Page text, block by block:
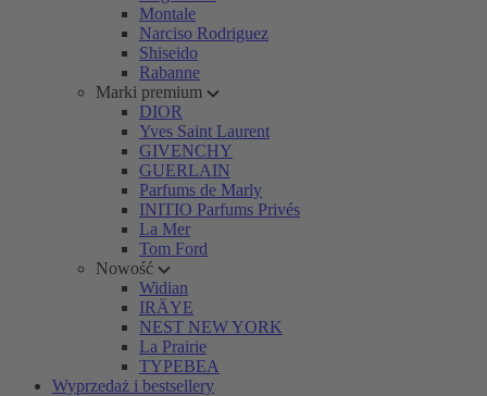
Montale
Narciso Rodriguez
Shiseido
Rabanne
Marki premium
DIOR
Yves Saint Laurent
GIVENCHY
GUERLAIN
Parfums de Marly
INITIO Parfums Privés
La Mer
Tom Ford
Nowość
Widian
IRÄYE
NEST NEW YORK
La Prairie
TYPEBEA
Wyprzedaż i bestsellery